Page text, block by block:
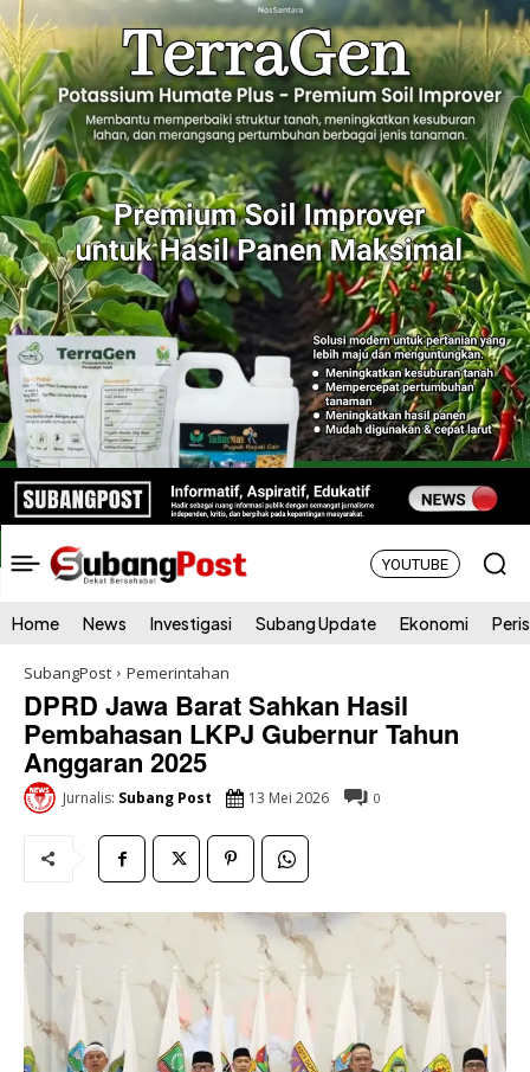
YOUTUBE
Home News Investigasi Subang Update Ekonomi
SubangPost Pemerintahan
DPRD Jawa Barat Sahkan Hasil
Pembahasan LKPJ Gubernur Tahun
Anggaran 2025
Jurnalis: Subang Post 13 Mei 2026 0